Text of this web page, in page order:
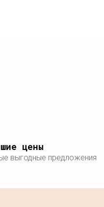
цены
выгодные предложения